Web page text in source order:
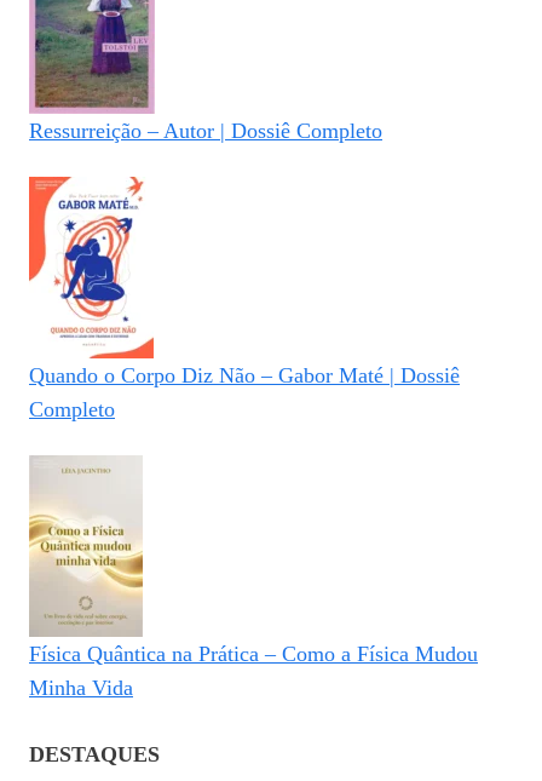
Ressurreição – Autor | Dossiê Completo
Quando o Corpo Diz Não – Gabor Maté | Dossiê
Completo
Física Quântica na Prática – Como a Física Mudou
Minha Vida
DESTAQUES